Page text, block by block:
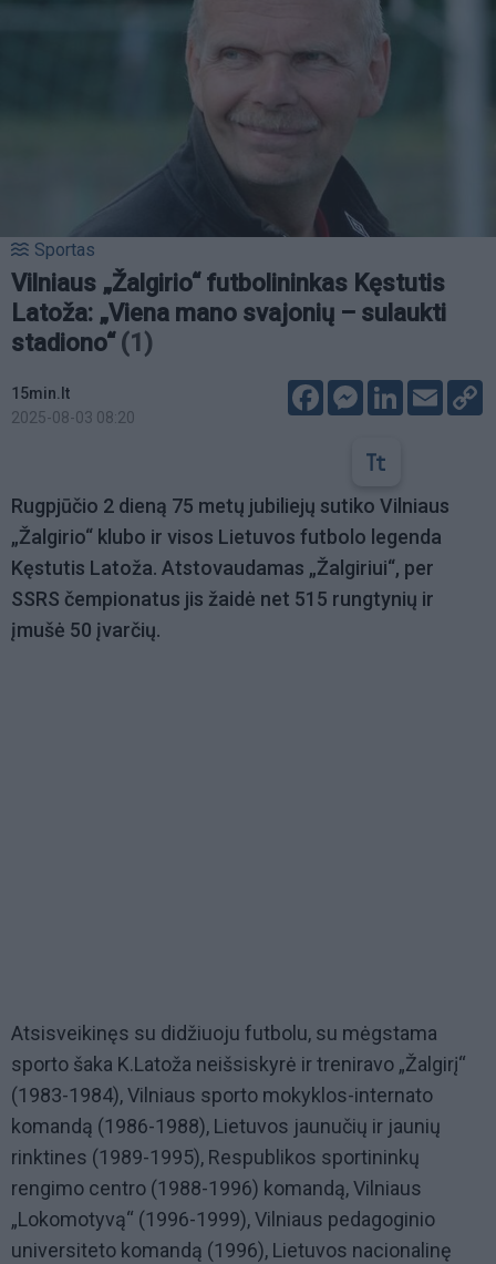
Sportas
Vilniaus „Žalgirio“ futbolininkas Kęstutis
Latoža: „Viena mano svajonių – sulaukti
stadiono“ (1)
15min.lt
2025-08-03 08:20
FacebookMessenger
LinkedIn
Email
Rugpjūčio 2 dieną 75 metų jubiliejų sutiko Vilniaus
„Žalgirio“ klubo ir visos Lietuvos futbolo legenda
Kęstutis Latoža. Atstovaudamas „Žalgiriui“, per
SSRS čempionatus jis žaidė net 515 rungtynių ir
įmušė 50 įvarčių.
Atsisveikinęs su didžiuoju futbolu, su mėgstama
sporto šaka K.Latoža neišsiskyrė ir treniravo „Žalgirį“
(1983-1984), Vilniaus sporto mokyklos-internato
komandą (1986-1988), Lietuvos jaunučių ir jaunių
rinktines (1989-1995), Respublikos sportininkų
rengimo centro (1988-1996) komandą, Vilniaus
„Lokomotyvą“ (1996-1999), Vilniaus pedagoginio
universiteto komandą (1996), Lietuvos nacionalinę